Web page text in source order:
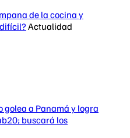
de la cocina y
Actualidad
golea a Panamá y logra
buscará los